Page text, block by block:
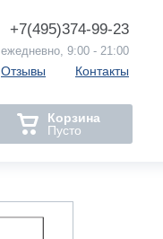
+7(495)374-99-23
ежедневно, 9:00 - 21:00
Отзывы Контакты
Корзина
Пусто